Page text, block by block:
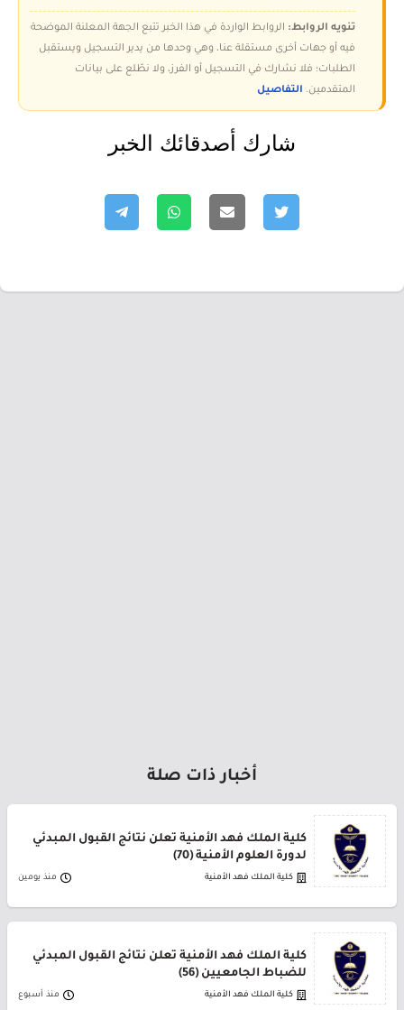
تنويه الروابط: الروابط الواردة في هذا الخبر تتبع الجهة المعلنة الموضحة
فيه أو جهات أخرى مستقلة عنا، وهي وحدها من يدير التسجيل ويستقبل
الطلبات؛ فلا نشارك في التسجيل أو الفرز، ولا نطّلع على بيانات
المتقدمين. التفاصيل
شارك أصدقائك الخبر
أخبار ذات صلة
كلية الملك فهد الأمنية تعلن نتائج القبول المبدئي
لدورة العلوم الأمنية (70)
كلية الملك فهد الأمنية منذ يومين
كلية الملك فهد الأمنية تعلن نتائج القبول المبدئي
للضباط الجامعيين (56)
كلية الملك فهد الأمنية منذ أسبوع